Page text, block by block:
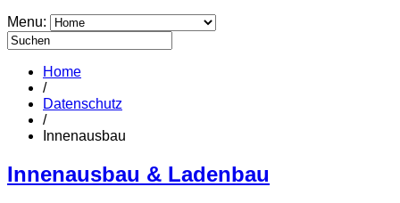
Menu:
Home
/
Datenschutz
/
Innenausbau
Innenausbau & Ladenbau